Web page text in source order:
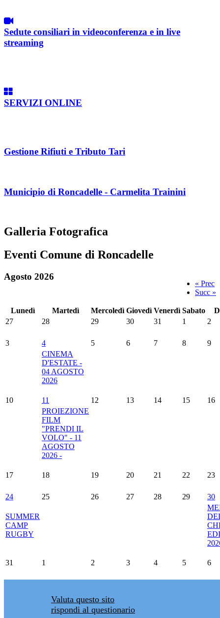
Sedute consiliari in videoconferenza e in live
streaming
SERVIZI ONLINE
Gestione Rifiuti e Tributo Tari
Municipio di Roncadelle - Carmelita Trainini
Galleria Fotografica
Eventi Comune di Roncadelle
« Prec
Succ »
Agosto 2026
Lunedì Martedì Mercoledì Giovedì Venerdì Sabato
27
28 29 30 31 1 2
3 4 5 6 7 8
9
CINEMA
D'ESTATE -
04 AGOSTO
2026
10 11 12 13 14 15
16
PROIEZIONE
FILM
"PRENDI IL
VOLO" - 11
AGOSTO
2026 -
17 18 19 20 21 22 23
24 25 26 27 28 29 30
SUMMER
CAMP
RUGBY
31 1 2 3 4 5 6
Valuta questo sito
rispondi al questionario